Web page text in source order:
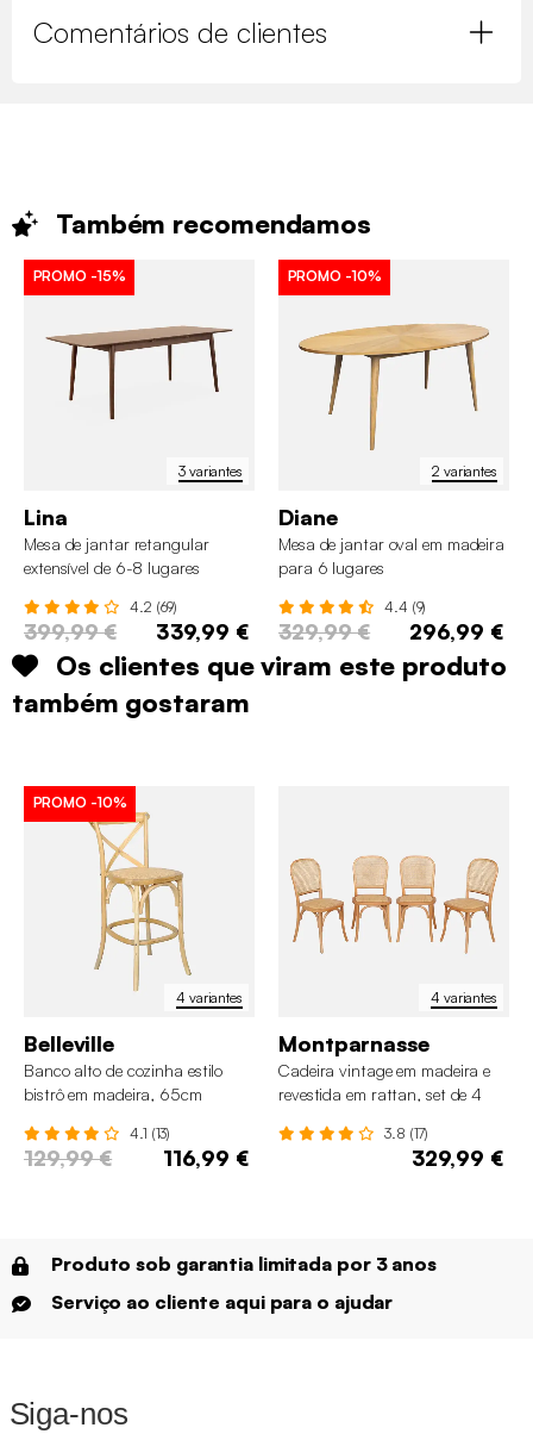
Comentários de clientes
Também recomendamos
3 variantes
PROMO -15%
Lina
Mesa de jantar retangular
extensível de 6-8 lugares
4.2 (69)
399,99 € 339,99 €
2 variantes
PROMO -10%
Diane
Mesa de jantar oval em madeira
para 6 lugares
4.4 (9)
329,99 € 296,99 €
Os clientes que viram este produto
também gostaram
4 variantes
PROMO -10%
Belleville
Banco alto de cozinha estilo
bistrô em madeira, 65cm
4.1 (13)
129,99 € 116,99 €
4 variantes
Montparnasse
Cadeira vintage em madeira e
revestida em rattan, set de 4
3.8 (17)
329,99 €
Produto sob garantia limitada por 3 anos
Serviço ao cliente aqui para o ajudar
Siga-nos